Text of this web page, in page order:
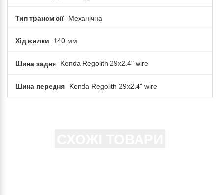
Тип трансмісії Механічна
Хід вилки 140 мм
Шина задня Kenda Regolith 29x2.4" wire
Шина передня Kenda Regolith 29x2.4" wire